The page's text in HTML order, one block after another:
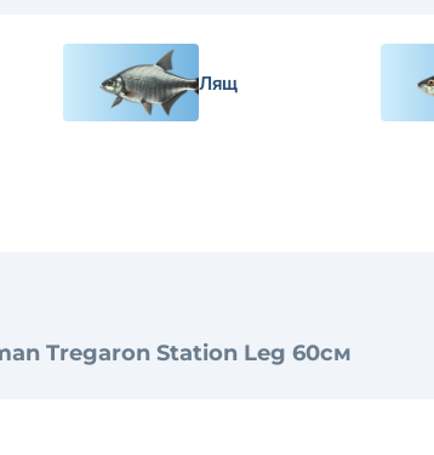
Лящ
Tregaron Station Leg 60см